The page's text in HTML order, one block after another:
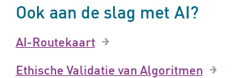
Ook aan de slag met AI?
AI-Routekaart
Ethische Validatie van Algoritmen